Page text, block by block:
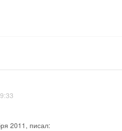
2011, писал: